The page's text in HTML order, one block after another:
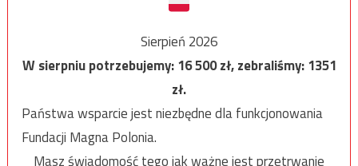
Sierpień 2026
W sierpniu potrzebujemy:16 500zł, zebraliśmy:1351
zł.
Państwa wsparcie jest niezbędne dla funkcjonowania
Fundacji Magna Polonia.
Masz świadomość tego jak ważne jest przetrwanie